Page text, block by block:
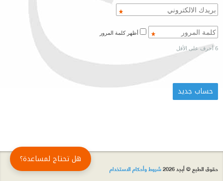
6 أحرف على الأقل
حقوق الطبع © أبجد 2026 شروط وأحكام الاستخدام
هل تحتاج لمساعدة؟